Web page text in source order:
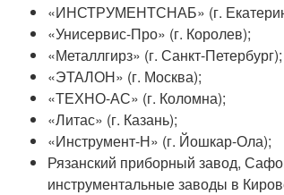
«ИНСТРУМЕНТСНАБ» (г.
«Унисервис-Про» (г. Королев);
«Металлгирз» (г. Санкт-Петербург);
«ЭТАЛОН» (г. Москва);
«ТЕХНО-АС» (г. Коломна);
«Литас» (г. Казань);
«Инструмент-Н» (г. Йошкар-Ола);
Рязанский приборный завод,
инструментальные заводы в